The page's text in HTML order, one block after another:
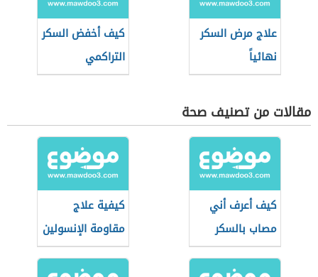
علاج مرض السكر
نهائياً
كيف أخفض السكر
التراكمي
مقالات من تصنيف صحة
كيف أعرف أني
مصاب بالسكر
كيفية علاج
مقاومة الإنسولين